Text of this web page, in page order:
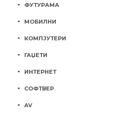
ФУТУРАМА
МОБИЛНИ
КОМПЈУТЕРИ
ГАЏЕТИ
ИНТЕРНЕТ
СОФТВЕР
AV